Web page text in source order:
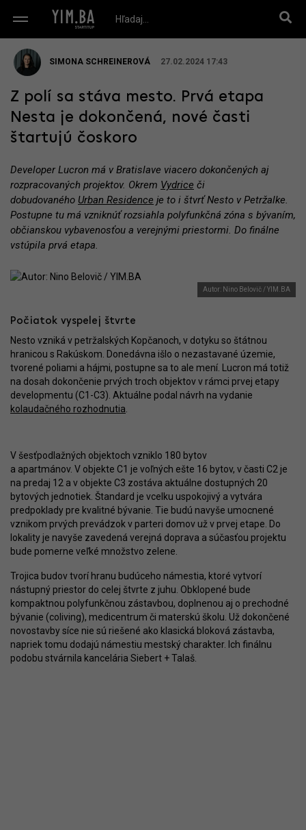
SIMONA SCHREINEROVÁ 27.02.2024 17:43
Z polí sa stáva mesto. Prvá etapa
Nesta je dokončená, nové časti
štartujú čoskoro
Developer Lucron má v Bratislave viacero dokončených aj
rozpracovaných projektov. Okrem Vydrice či
dobudovaného Urban Residence je to i štvrť Nesto v Petržalke.
Postupne tu má vzniknúť rozsiahla polyfunkčná zóna s bývaním,
občianskou vybavenosťou a verejnými priestormi. Do finálne
vstúpila prvá etapa.
Autor: Nino Belovič / YIM.BA
Počiatok vyspelej štvrte
Nesto vzniká v petržalských Kopčanoch, v dotyku so štátnou
hranicou s Rakúskom. Donedávna išlo o nezastavané územie,
tvorené poliami a hájmi, postupne sa to ale mení. Lucron má totiž
na dosah dokončenie prvých troch objektov v rámci prvej etapy
developmentu (C1-C3). Aktuálne podal návrh na vydanie
kolaudačného rozhodnutia
V šesťpodlažných objektoch vzniklo 180 bytov
a apartmánov. V objekte C1 je voľných ešte 16 bytov, v časti C2 je
na predaj 12 a v objekte C3 zostáva aktuálne dostupných 20
bytových jednotiek. Štandard je vcelku uspokojivý a vytvára
predpoklady pre kvalitné bývanie. Tie budú navyše umocnené
vznikom prvých prevádzok v parteri domov už v prvej etape. Do
lokality je navyše zavedená verejná doprava a súčasťou projektu
bude pomerne veľké množstvo zelene.
Trojica budov tvorí hranu budúceho námestia, ktoré vytvorí
nástupný priestor do celej štvrte z juhu. Obklopené bude
kompaktnou polyfunkčnou zástavbou, doplnenou aj o prechodné
bývanie (coliving), medicentrum či materskú školu. Už dokončené
novostavby síce nie sú riešené ako klasická bloková zástavba,
napriek tomu dodajú námestiu mestský charakter. Ich finálnu
podobu stvárnila kancelária Siebert + Talaš.